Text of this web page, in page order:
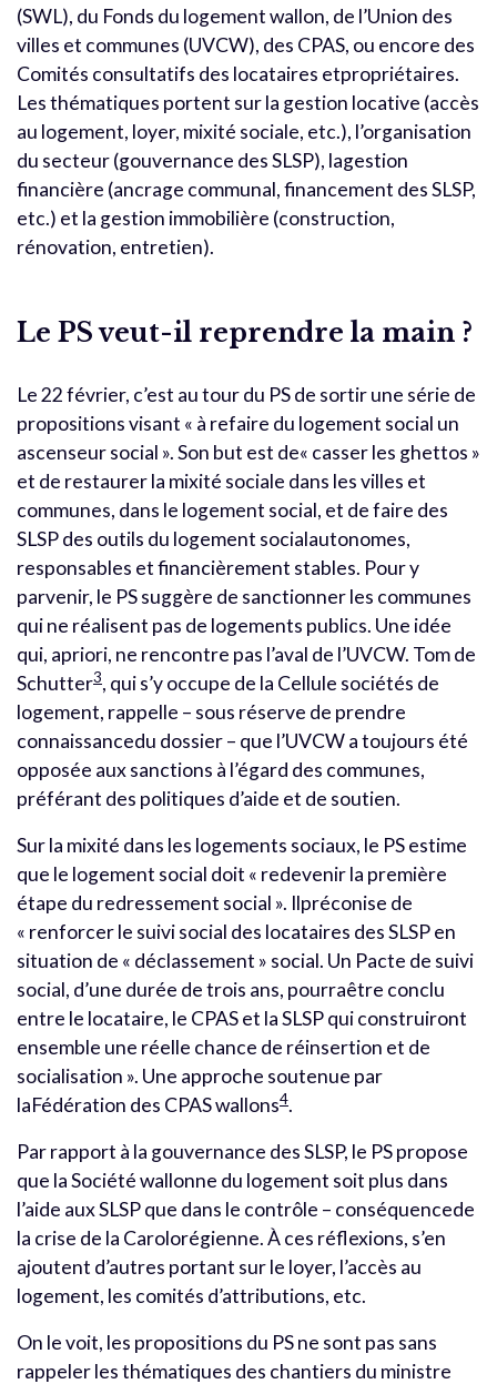
(SWL), du Fonds du logement wallon, de l’Union des
villes et communes (UVCW), des CPAS, ou encore des
Comités consultatifs des locataires etpropriétaires.
Les thématiques portent sur la gestion locative (accès
au logement, loyer, mixité sociale, etc.), l’organisation
du secteur (gouvernance des SLSP), lagestion
financière (ancrage communal, financement des SLSP,
etc.) et la gestion immobilière (construction,
rénovation, entretien).
Le PS veut-il reprendre la main ?
Le 22 février, c’est au tour du PS de sortir une série de
propositions visant « à refaire du logement social un
ascenseur social ». Son but est de« casser les ghettos »
et de restaurer la mixité sociale dans les villes et
communes, dans le logement social, et de faire des
SLSP des outils du logement socialautonomes,
responsables et financièrement stables. Pour y
parvenir, le PS suggère de sanctionner les communes
qui ne réalisent pas de logements publics. Une idée
qui, apriori, ne rencontre pas l’aval de l’UVCW. Tom de
Schutter3, qui s’y occupe de la Cellule sociétés de
logement, rappelle – sous réserve de prendre
connaissancedu dossier – que l’UVCW a toujours été
opposée aux sanctions à l’égard des communes,
préférant des politiques d’aide et de soutien.
Sur la mixité dans les logements sociaux, le PS estime
que le logement social doit « redevenir la première
étape du redressement social ». Ilpréconise de
« renforcer le suivi social des locataires des SLSP en
situation de « déclassement » social. Un Pacte de suivi
social, d’une durée de trois ans, pourraêtre conclu
entre le locataire, le CPAS et la SLSP qui construiront
ensemble une réelle chance de réinsertion et de
socialisation ». Une approche soutenue par
laFédération des CPAS wallons4.
Par rapport à la gouvernance des SLSP, le PS propose
que la Société wallonne du logement soit plus dans
l’aide aux SLSP que dans le contrôle – conséquencede
la crise de la Carolorégienne. À ces réflexions, s’en
ajoutent d’autres portant sur le loyer, l’accès au
logement, les comités d’attributions, etc.
On le voit, les propositions du PS ne sont pas sans
rappeler les thématiques des chantiers du ministre